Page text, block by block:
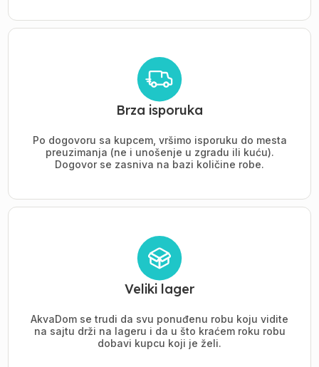
Brza isporuka
Po dogovoru sa kupcem, vršimo isporuku do mesta
preuzimanja (ne i unošenje u zgradu ili kuću).
Dogovor se zasniva na bazi količine robe.
Veliki lager
AkvaDom se trudi da svu ponuđenu robu koju vidite
na sajtu drži na lageru i da u što kraćem roku robu
dobavi kupcu koji je želi.